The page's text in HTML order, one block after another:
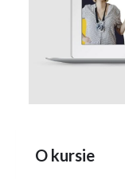
O kursie